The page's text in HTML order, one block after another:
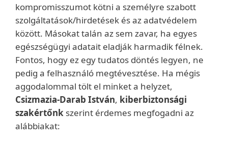
kompromisszumot kötni a személyre szabott
szolgáltatások/hirdetések és az adatvédelem
között. Másokat talán az sem zavar, ha egyes
egészségügyi adatait eladják harmadik félnek.
Fontos, hogy ez egy tudatos döntés legyen, ne
pedig a felhasználó megtévesztése. Ha mégis
aggodalommal tölt el minket a helyzet,
Csizmazia-Darab István, kiberbiztonsági
szakértőnk szerint érdemes megfogadni az
alábbiakat: